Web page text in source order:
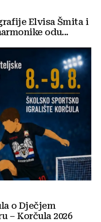
Elvisa Šmita i
odu...
o Dječjem
– Korčula 2026